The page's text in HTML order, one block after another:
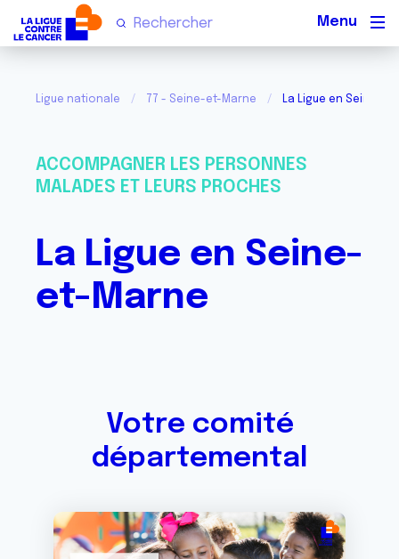
Ligue nationale 77 - Seine-et-Marne La Ligue en Seine-
ACCOMPAGNER LES PERSONNES
MALADES ET LEURS PROCHES
La Ligue en Seine-
et-Marne
Votre comité
départemental